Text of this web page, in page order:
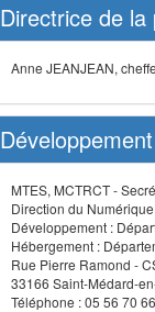
Directrice de la
Anne JEANJEAN,
MTES, MCTRCT -
Direction du
Développement :
Hébergement :
Rue Pierre Ramond -
33166 Saint-Médard-
Téléphone : 05 56 70